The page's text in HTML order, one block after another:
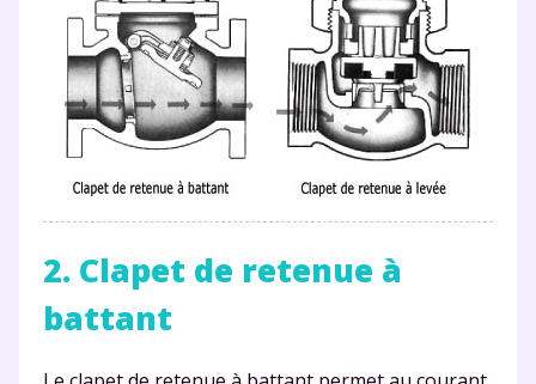
2. Clapet de retenue à
battant